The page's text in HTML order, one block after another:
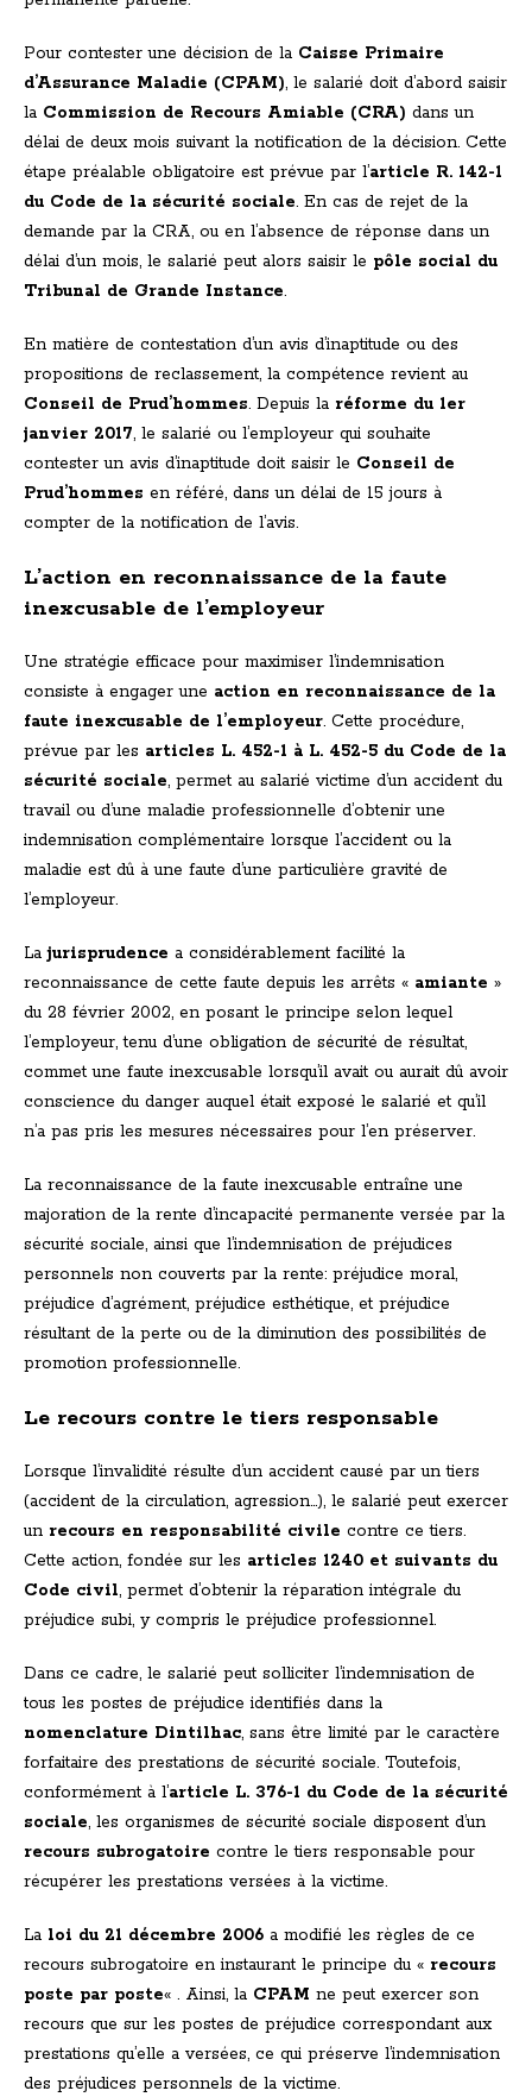
Pour contester une décision de la Caisse Primaire
d’Assurance Maladie (CPAM), le salarié doit d’abord saisir
la Commission de Recours Amiable (CRA) dans un
délai de deux mois suivant la notification de la décision. Cette
étape préalable obligatoire est prévue par l’article R. 142-1
du Code de la sécurité sociale. En cas de rejet de la
demande par la CRA, ou en l’absence de réponse dans un
délai d’un mois, le salarié peut alors saisir le pôle social du
Tribunal de Grande Instance.
En matière de contestation d’un avis d’inaptitude ou des
propositions de reclassement, la compétence revient au
Conseil de Prud’hommes. Depuis la réforme du 1er
janvier 2017, le salarié ou l’employeur qui souhaite
contester un avis d’inaptitude doit saisir le Conseil de
Prud’hommes en référé, dans un délai de 15 jours à
compter de la notification de l’avis.
L’action en reconnaissance de la faute
inexcusable de l’employeur
Une stratégie efficace pour maximiser l’indemnisation
consiste à engager une action en reconnaissance de la
faute inexcusable de l’employeur. Cette procédure,
prévue par les articles L. 452-1 à L. 452-5 du Code de la
sécurité sociale, permet au salarié victime d’un accident du
travail ou d’une maladie professionnelle d’obtenir une
indemnisation complémentaire lorsque l’accident ou la
maladie est dû à une faute d’une particulière gravité de
l’employeur.
Lajurisprudence a considérablement facilité la
reconnaissance de cette faute depuis les arrêts « amiante »
du 28 février 2002, en posant le principe selon lequel
l’employeur, tenu d’une obligation de sécurité de résultat,
commet une faute inexcusable lorsqu’il avait ou aurait dû avoir
conscience du danger auquel était exposé le salarié et qu’il
n’a pas pris les mesures nécessaires pour l’en préserver.
La reconnaissance de la faute inexcusable entraîne une
majoration de la rente d’incapacité permanente versée par la
sécurité sociale, ainsi que l’indemnisation de préjudices
personnels non couverts par la rente: préjudice moral,
préjudice d’agrément, préjudice esthétique, et préjudice
résultant de la perte ou de la diminution des possibilités de
promotion professionnelle.
Le recours contre le tiers responsable
Lorsque l’invalidité résulte d’un accident causé par un tiers
(accident de la circulation, agression…), le salarié peut exercer
un recours en responsabilité civile contre ce tiers.
Cette action, fondée sur les articles 1240 et suivants du
Code civil, permet d’obtenir la réparation intégrale du
préjudice subi, y compris le préjudice professionnel.
Dans ce cadre, le salarié peut solliciter l’indemnisation de
tous les postes de préjudice identifiés dans la
nomenclature Dintilhac, sans être limité par le caractère
forfaitaire des prestations de sécurité sociale. Toutefois,
conformément à l’article L. 376-1 du Code de la sécurité
sociale, les organismes de sécurité sociale disposent d’un
recours subrogatoire contre le tiers responsable pour
récupérer les prestations versées à la victime.
La loi du 21 décembre 2006 a modifié les règles de ce
recours subrogatoire en instaurant le principe du « recours
poste par poste« . Ainsi, la CPAM ne peut exercer son
recours que sur les postes de préjudice correspondant aux
prestations qu’elle a versées, ce qui préserve l’indemnisation
des préjudices personnels de la victime.